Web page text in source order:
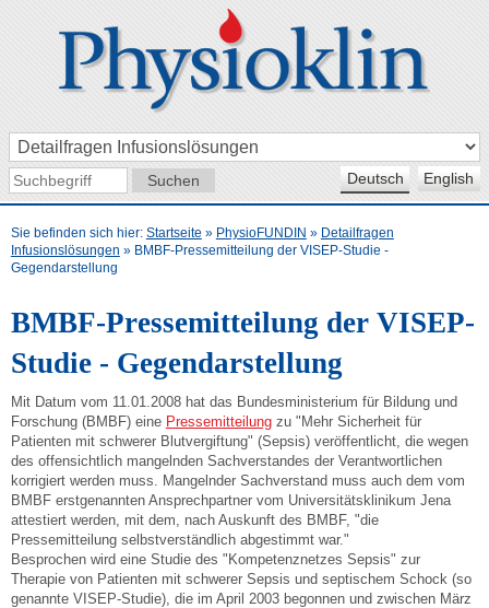
Deutsch English
Sie befinden sich hier: Startseite » PhysioFUNDIN » Detailfragen
Infusionslösungen » BMBF-Pressemitteilung der VISEP-Studie -
Gegendarstellung
BMBF-Pressemitteilung der VISEP-
Studie - Gegendarstellung
Mit Datum vom 11.01.2008 hat das Bundesministerium für Bildung und
Forschung (BMBF) eine Pressemitteilungzu "Mehr Sicherheit für
Patienten mit schwerer Blutvergiftung" (Sepsis) veröffentlicht, die wegen
des offensichtlich mangelnden Sachverstandes der Verantwortlichen
korrigiert werden muss. Mangelnder Sachverstand muss auch dem vom
BMBF erstgenannten Ansprechpartner vom Universitätsklinikum Jena
attestiert werden, mit dem, nach Auskunft des BMBF, "die
Pressemitteilung selbstverständlich abgestimmt war."
Besprochen wird eine Studie des "Kompetenznetzes Sepsis" zur
Therapie von Patienten mit schwerer Sepsis und septischem Schock (so
genannte VISEP-Studie), die im April 2003 begonnen und zwischen März